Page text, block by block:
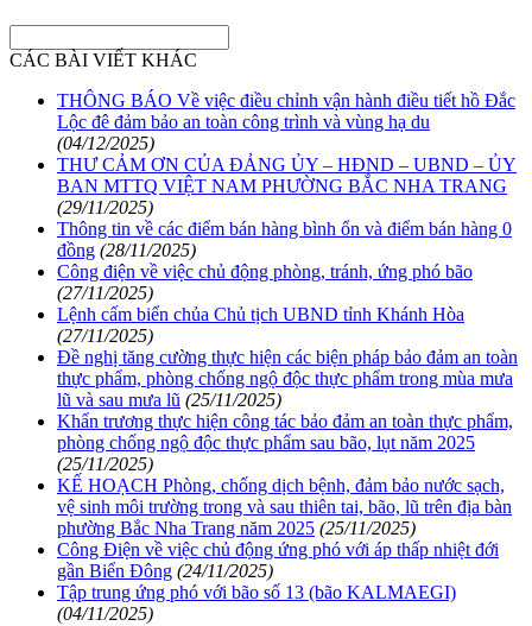
CÁC BÀI VIẾT KHÁC
THÔNG BÁO Về việc điều chỉnh vận hành điều tiết hồ Đắc
Lộc đê đảm bảo an toàn công trình và vùng hạ du
(04/12/2025)
THƯ CẢM ƠN CỦA ĐẢNG ỦY – HĐND – UBND – ỦY
BAN MTTQ VIỆT NAM PHƯỜNG BẮC NHA TRANG
(29/11/2025)
Thông tin về các điểm bán hàng bình ổn và điểm bán hàng 0
đồng (28/11/2025)
Công điện về việc chủ động phòng, tránh, ứng phó bão
(27/11/2025)
Lệnh cấm biển chủa Chủ tịch UBND tỉnh Khánh Hòa
(27/11/2025)
Đề nghị tăng cường thực hiện các biện pháp bảo đảm an toàn
thực phẩm, phòng chống ngộ độc thực phẩm trong mùa mưa
lũ và sau mưa lũ (25/11/2025)
Khẩn trương thực hiện công tác bảo đảm an toàn thực phẩm,
phòng chống ngộ độc thực phẩm sau bão, lụt năm 2025
(25/11/2025)
KẾ HOẠCH Phòng, chống dịch bệnh, đảm bảo nước sạch,
vệ sinh môi trường trong và sau thiên tai, bão, lũ trên địa bàn
phường Bắc Nha Trang năm 2025 (25/11/2025)
Công Điện về việc chủ động ứng phó với áp thấp nhiệt đới
gần Biển Đông (24/11/2025)
Tập trung ứng phó với bão số 13 (bão KALMAEGI)
(04/11/2025)